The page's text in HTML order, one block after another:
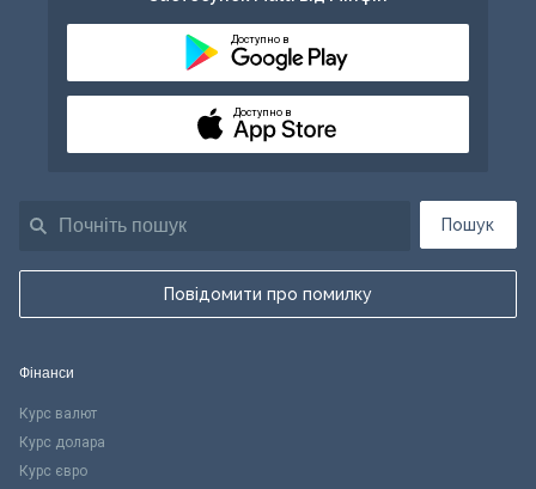
Пошук
Повідомити про помилку
Доступно в
Доступно в
Фінанси
Курс валют
Курс долара
Курс євро